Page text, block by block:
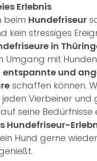
Erlebnis
beim Hundefriseur
kein stressiges
in
Umgang mit
entspannte und
schaffen können.
jeden Vierbeiner und
seine Bedürfnisse
Hundefriseur-
Hund gerne